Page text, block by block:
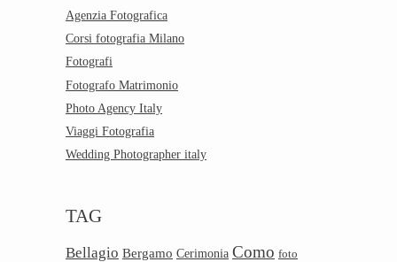
Agenzia Fotografica
Corsi fotografia Milano
Fotografi
Fotografo Matrimonio
Photo Agency Italy
Viaggi Fotografia
Wedding Photographer italy
TAG
Bellagio Bergamo Cerimonia Como foto